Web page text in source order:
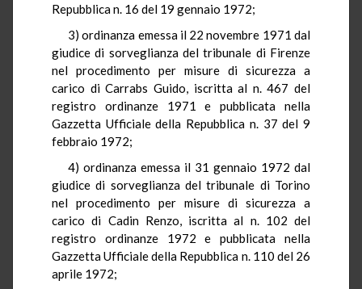
Repubblica n. 16 del 19 gennaio 1972;
3) ordinanza emessa il 22 novembre 1971 dal
giudice di sorveglianza del tribunale di Firenze
nel procedimento per misure di sicurezza a
carico di Carrabs Guido, iscritta al n. 467 del
registro ordinanze 1971 e pubblicata nella
Gazzetta Ufficiale della Repubblica n. 37 del 9
febbraio 1972;
4) ordinanza emessa il 31 gennaio 1972 dal
giudice di sorveglianza del tribunale di Torino
nel procedimento per misure di sicurezza a
carico di Cadin Renzo, iscritta al n. 102 del
registro ordinanze 1972 e pubblicata nella
Gazzetta Ufficiale della Repubblica n. 110 del 26
aprile 1972;